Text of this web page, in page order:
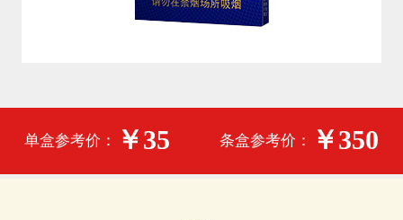
单盒参考价： ￥35 条盒参考价： ￥350